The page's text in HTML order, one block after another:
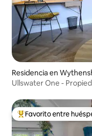
Residencia en
Ullswater One -
De los mejores en
Favorito entre